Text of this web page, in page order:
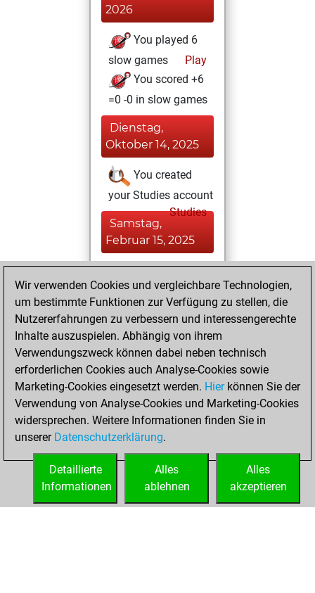
2026
You played 6
slow games
Play
You scored +6
=0 -0 in slow games
Dienstag,
Oktober 14, 2025
You created
your Studies account
Studies
Samstag,
Februar 15, 2025
You played 127
blitz games
Play
You scored +64
=8 -55 in blitz
Samstag, März 2,
2024
You played 4
bullet games
Play
You scored +0
=0 -4 in bullet
Wir verwenden Cookies und vergleichbare Technologien,
um bestimmte Funktionen zur Verfügung zu stellen, die
Nutzererfahrungen zu verbessern und interessengerechte
Inhalte auszuspielen. Abhängig von ihrem
Verwendungszweck können dabei neben technisch
erforderlichen Cookies auch Analyse-Cookies sowie
Marketing-Cookies eingesetzt werden. Hierkönnen Sie der
Verwendung von Analyse-Cookies und Marketing-Cookies
widersprechen. Weitere Informationen finden Sie in
unserer Datenschutzerklärung.
Alles
akzeptieren
Alles
ablehnen
Detaillierte
Informationen